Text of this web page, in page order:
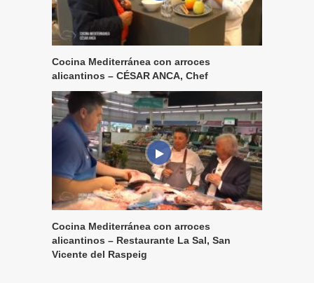
Cocina Mediterránea con arroces
alicantinos – CÉSAR ANCA, Chef
Cocina Mediterránea con arroces
alicantinos – Restaurante La Sal, San
Vicente del Raspeig